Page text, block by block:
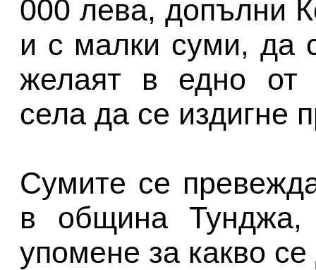
000 лева, допълни
и с малки суми, да
желаят в едно от
села да се издигне
Сумите се
в община Тунджа,
упомене за какво